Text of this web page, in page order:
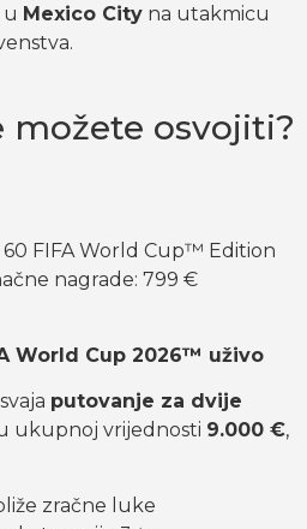
u Mexico City na utakmicu
možete osvojiti?
60 FIFA World Cup™ Edition
nagrade: 799 €
World Cup 2026™ uživo
putovanje za dvije
ukupnoj vrijednosti 9.000 €,
zračne luke